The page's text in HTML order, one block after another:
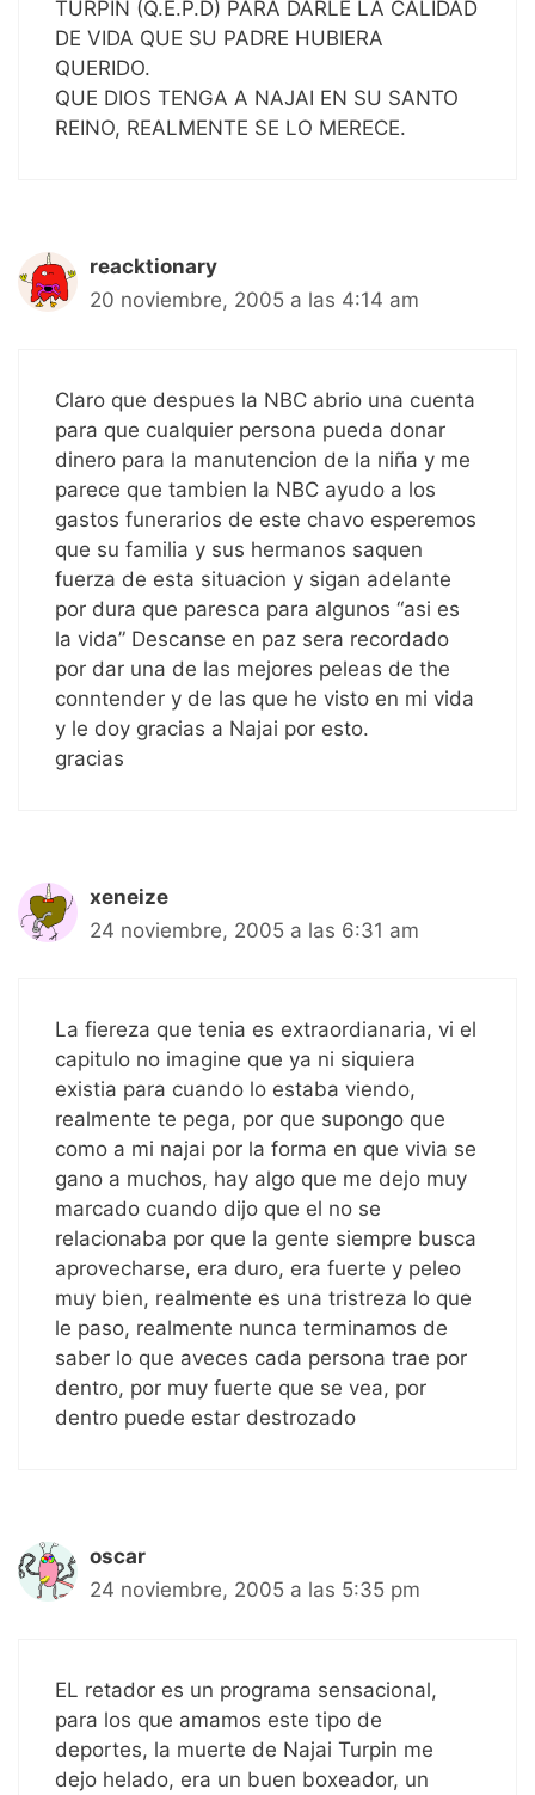
TURPIN (Q.E.P.D) PARA DARLE LA CALIDAD
DE VIDA QUE SU PADRE HUBIERA
QUERIDO.
QUE DIOS TENGA A NAJAI EN SU SANTO
REINO, REALMENTE SE LO MERECE.
reacktionary
20 noviembre, 2005 a las 4:14 am
Claro que despues la NBC abrio una cuenta
para que cualquier persona pueda donar
dinero para la manutencion de la niña y me
parece que tambien la NBC ayudo a los
gastos funerarios de este chavo esperemos
que su familia y sus hermanos saquen
fuerza de esta situacion y sigan adelante
por dura que paresca para algunos “asi es
la vida” Descanse en paz sera recordado
por dar una de las mejores peleas de the
conntender y de las que he visto en mi vida
y le doy gracias a Najai por esto.
gracias
xeneize
24 noviembre, 2005 a las 6:31 am
La fiereza que tenia es extraordianaria, vi el
capitulo no imagine que ya ni siquiera
existia para cuando lo estaba viendo,
realmente te pega, por que supongo que
como a mi najai por la forma en que vivia se
gano a muchos, hay algo que me dejo muy
marcado cuando dijo que el no se
relacionaba por que la gente siempre busca
aprovecharse, era duro, era fuerte y peleo
muy bien, realmente es una tristreza lo que
le paso, realmente nunca terminamos de
saber lo que aveces cada persona trae por
dentro, por muy fuerte que se vea, por
dentro puede estar destrozado
oscar
24 noviembre, 2005 a las 5:35 pm
EL retador es un programa sensacional,
para los que amamos este tipo de
deportes, la muerte de Najai Turpin me
dejo helado, era un buen boxeador, un